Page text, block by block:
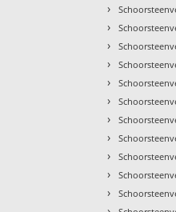
›
›
›
›
›
›
›
›
›
›
›